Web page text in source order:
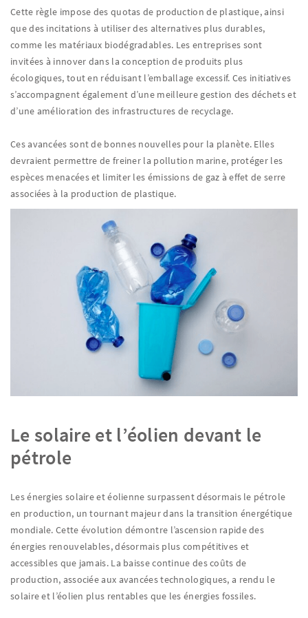
Cette règle impose des quotas de production de plastique, ainsi
que des incitations à utiliser des alternatives plus durables,
comme les matériaux biodégradables. Les entreprises sont
invitées à innover dans la conception de produits plus
écologiques, tout en réduisant l’emballage excessif. Ces initiatives
s’accompagnent également d’une meilleure gestion des déchets et
d’une amélioration des infrastructures de recyclage.
Ces avancées sont de bonnes nouvelles pour la planète. Elles
devraient permettre de freiner la pollution marine, protéger les
espèces menacées et limiter les émissions de gaz à effet de serre
associées à la production de plastique.
Le solaire et l’éolien devant le
pétrole
Les énergies solaire et éolienne surpassent désormais le pétrole
en production, un tournant majeur dans la transition énergétique
mondiale. Cette évolution démontre l’ascension rapide des
énergies renouvelables, désormais plus compétitives et
accessibles que jamais. La baisse continue des coûts de
production, associée aux avancées technologiques, a rendu le
solaire et l’éolien plus rentables que les énergies fossiles.